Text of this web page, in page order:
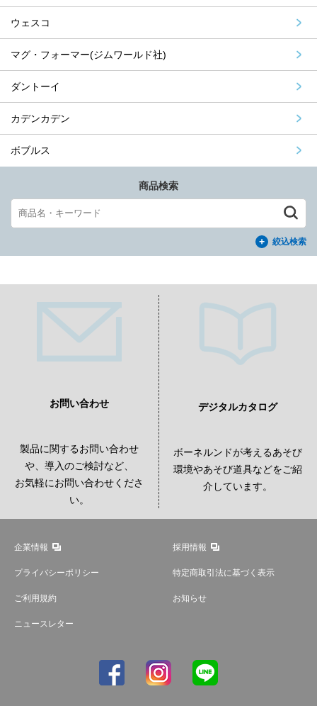
ウェスコ
マグ・フォーマー(ジムワールド社)
ダントーイ
カデンカデン
ボブルス
商品検索
絞込検索
お問い合わせ
製品に関するお問い合わせ
や、導入のご検討など、
お気軽にお問い合わせくださ
い。
デジタルカタログ
ボーネルンドが考えるあそび
環境やあそび道具などをご紹
介しています。
企業情報 採用情報
プライバシーポリシー 特定商取引法に基づく表示
ご利用規約 お知らせ
ニュースレター